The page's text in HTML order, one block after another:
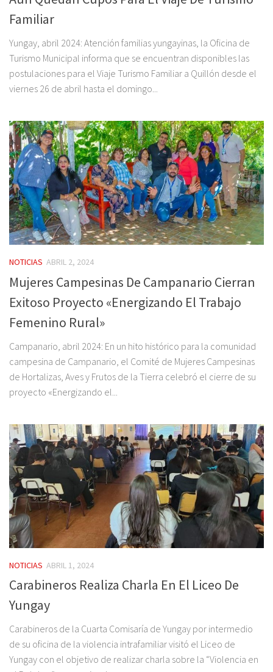
Familiar
Yungay, abril 2024: Atención familias yungayinas, la Oficina de
Turismo Municipal informa que se encuentran disponibles las
postulaciones para el Viaje Turismo Familiar a Quillón desde el
viernes 26 de abril hasta el domingo...
NOTICIAS ABRIL 2, 2024
Mujeres Campesinas De Campanario Cierran
Exitoso Proyecto «Energizando El Trabajo
Femenino Rural»
Campanario, abril 2024: En un hito histórico para la comunidad
campesina de Campanario, el Comité de Mujeres Campesinas
de Hortalizas, Aves y Frutos de la Tierra celebró el cierre de su
proyecto «Energizando el...
NOTICIAS ABRIL 1, 2024
Carabineros Realiza Charla En El Liceo De
Yungay
Carabineros de la Cuarta Comisaría de Yungay por intermedio
de su oficina de la violencia intrafamiliar visitó el Liceo de
Yungay con el objetivo de realizar charla sobre la “Violencia en